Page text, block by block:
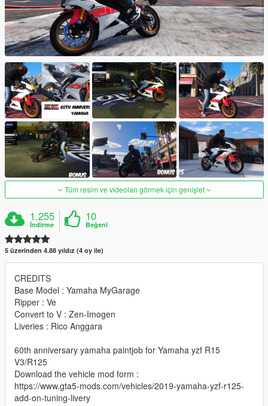
Tüm resim ve videoları görmek için genişlet
1.255
İndirme
10
Beğeni
5 üzerinden 4.88 yıldız (4 oy ile)
CREDITS
Base Model : Yamaha MyGarage
Ripper : Ve
Convert to V : Zen-Imogen
Liveries : Rico Anggara
60th anniversary yamaha paintjob for Yamaha yzf R15
V3/R125
Download the vehicle mod form :
https://www.gta5-mods.com/vehicles/2019-yamaha-yzf-r125-
add-on-tuning-livery